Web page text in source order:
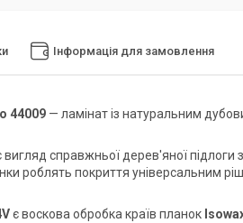
Інформація для замовлення
44009 — ламінат із натуральним
вигляд справжньої дерев'яної підлоги
роблять покриття універсальним
є воскова обробка країв планок